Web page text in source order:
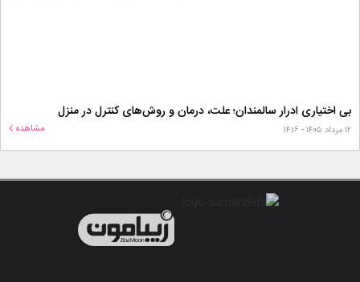
بی اختیاری ادرار سالمندان؛ علت، درمان و روش‌های کنترل در منزل
۱۲ مرداد ۱۴۰۵ - ۱۴:۱۶ مشاهده